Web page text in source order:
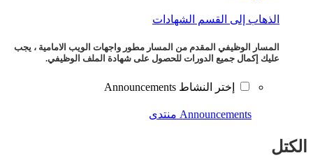
الذهاب إلى القسم الشهادات
المسار الوظيفي المقدم من المسار مطور واجهات الويب الامامية ، يجب
عليك إكمال جميع الدورات للحصول على شهادة الملف الوظيفي.
إختر النشاط Announcements
Announcements منتدى
الكتل